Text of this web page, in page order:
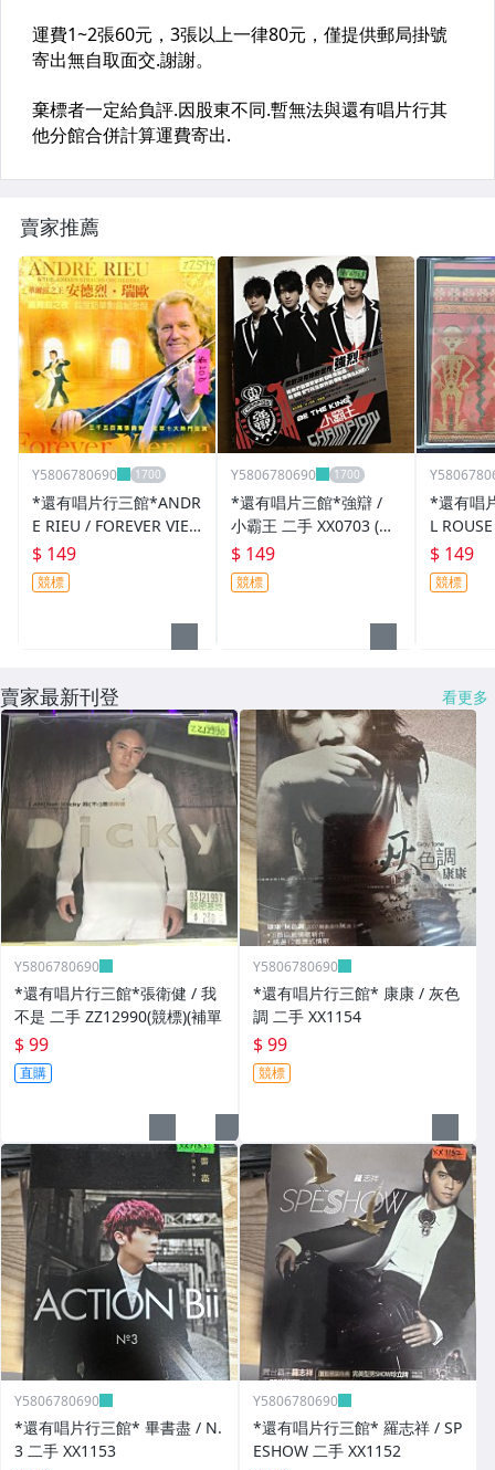
賣家推薦
Y5806780690
*還有唱片行三館*ANDR
E RIEU / FOREVER VIEN
NA 全新 ZZ5993(需競標)
$ 149
競標
Y5806780690
*還有唱片三館*強辯 /
小霸王 二手 XX0703 (需
競標)
$ 149
競標
*還有唱
L
8555(競
$ 149
競標
賣家最新刊登 看更多
Y5806780690
*還有唱片行三館*張衛健 / 我
不是 二手 ZZ12990(競標)(補單
$ 99
直購
Y5806780690
*還有唱片行三館* 康康 / 灰色
調 二手 XX1154
$ 99
競標
Y5806780690
*還有唱片行三館* 畢書盡 / N.
3 二手 XX1153
Y5806780690
*還有唱片行三館* 羅志祥 / SP
ESHOW 二手 XX1152